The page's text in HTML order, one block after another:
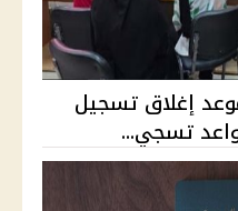
الجامعات 2026. موعد إغلاق تسجيل
تسجي...